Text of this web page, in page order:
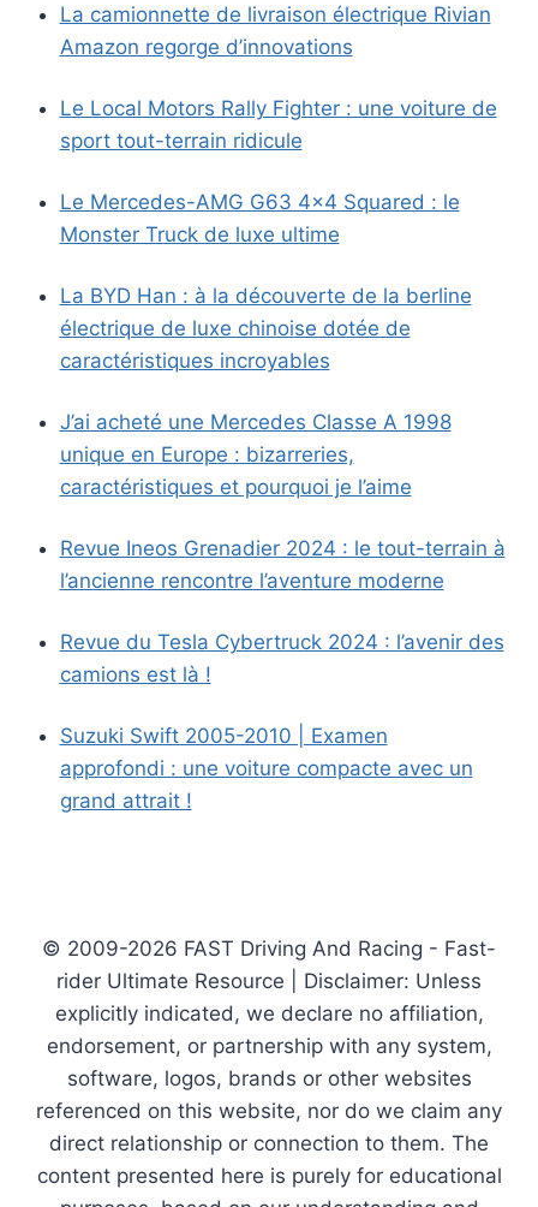
La camionnette de livraison électrique Rivian
Amazon regorge d’innovations
Le Local Motors Rally Fighter : une voiture de
sport tout-terrain ridicule
Le Mercedes-AMG G63 4×4 Squared : le
Monster Truck de luxe ultime
La BYD Han : à la découverte de la berline
électrique de luxe chinoise dotée de
caractéristiques incroyables
J’ai acheté une Mercedes Classe A 1998
unique en Europe : bizarreries,
caractéristiques et pourquoi je l’aime
Revue Ineos Grenadier 2024 : le tout-terrain à
l’ancienne rencontre l’aventure moderne
Revue du Tesla Cybertruck 2024 : l’avenir des
camions est là !
Suzuki Swift 2005-2010 | Examen
approfondi : une voiture compacte avec un
grand attrait !
© 2009-2026 FAST Driving And Racing - Fast-
rider Ultimate Resource | Disclaimer: Unless
explicitly indicated, we declare no affiliation,
endorsement, or partnership with any system,
software, logos, brands or other websites
referenced on this website, nor do we claim any
direct relationship or connection to them. The
content presented here is purely for educational